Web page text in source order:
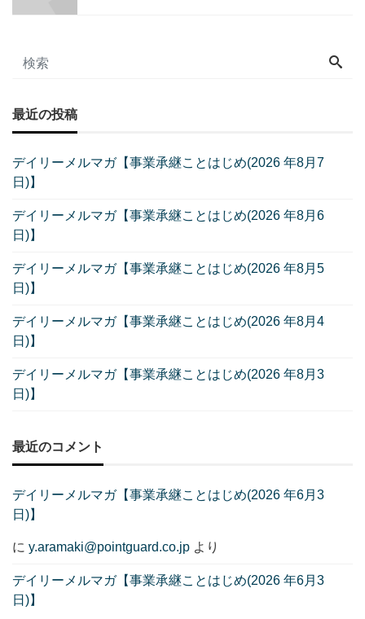
最近の投稿
デイリーメルマガ【事業承継ことはじめ(2026 年8月7
日)】
デイリーメルマガ【事業承継ことはじめ(2026 年8月6
日)】
デイリーメルマガ【事業承継ことはじめ(2026 年8月5
日)】
デイリーメルマガ【事業承継ことはじめ(2026 年8月4
日)】
デイリーメルマガ【事業承継ことはじめ(2026 年8月3
日)】
最近のコメント
デイリーメルマガ【事業承継ことはじめ(2026 年6月3
日)】
に y.aramaki@pointguard.co.jp より
デイリーメルマガ【事業承継ことはじめ(2026 年6月3
日)】